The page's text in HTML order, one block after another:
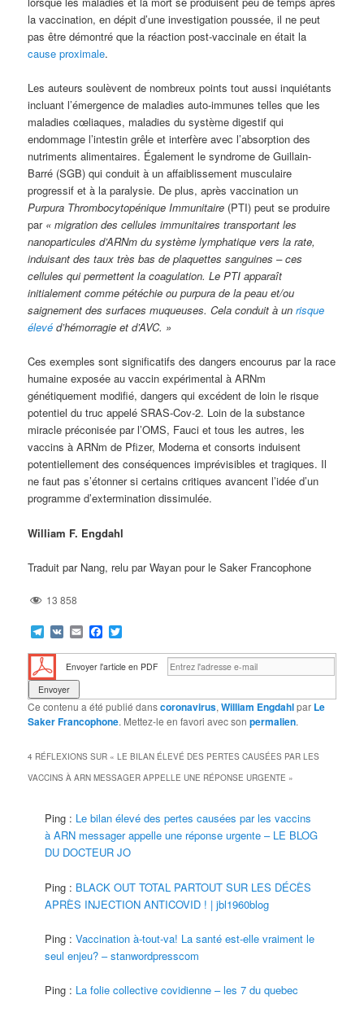
la vaccination, en dépit d’une investigation poussée, il ne peut
pas être démontré que la réaction post-vaccinale en était la
cause proximale.
Les auteurs soulèvent de nombreux points tout aussi inquiétants
incluant l’émergence de maladies auto-immunes telles que les
maladies cœliaques, maladies du système digestif qui
endommage l’intestin grêle et interfère avec l’absorption des
nutriments alimentaires. Également le syndrome de Guillain-
Barré (SGB) qui conduit à un affaiblissement musculaire
progressif et à la paralysie. De plus, après vaccination un
Purpura Thrombocytopénique Immunitaire (PTI) peut se produire
par « migration des cellules immunitaires transportant les
nanoparticules d’ARNm du système lymphatique vers la rate,
induisant des taux très bas de plaquettes sanguines – ces
cellules qui permettent la coagulation. Le PTI apparaît
initialement comme pétéchie ou purpura de la peau et/ou
saignement des surfaces muqueuses. Cela conduit à unrisque
élevé d’hémorragie et d’AVC. »
Ces exemples sont significatifs des dangers encourus par la race
humaine exposée au vaccin expérimental à ARNm
génétiquement modifié, dangers qui excédent de loin le risque
potentiel du truc appelé SRAS-Cov-2. Loin de la substance
miracle préconisée par l’OMS, Fauci et tous les autres, les
vaccins à ARNm de Pfizer, Moderna et consorts induisent
potentiellement des conséquences imprévisibles et tragiques. Il
ne faut pas s’étonner si certains critiques avancent l’idée d’un
programme d’extermination dissimulée.
William F. Engdahl
Traduit par Nang, relu par Wayan pour le Saker Francophone
13 858
Telegram
VK EmailFacebook
Envoyer l'article en PDF
Ce contenu a été publié danscoronavirus,William Engdahlpar Le
Saker Francophone. Mettez-le en favori avec sonpermalien.
4 RÉFLEXIONS SUR «LE BILAN ÉLEVÉ DES PERTES CAUSÉES PAR LES
VACCINS À ARN MESSAGER APPELLE UNE RÉPONSE URGENTE »
Ping : Le bilan élevé des pertes causées par les vaccins
à ARN messager appelle une réponse urgente – LE BLOG
DU DOCTEUR JO
Ping : BLACK OUT TOTAL PARTOUT SUR LES DÉCÈS
APRÈS INJECTION ANTICOVID ! | jbl1960blog
Ping :Vaccination à-tout-va! La santé est-elle vraiment le
seul enjeu? – stanwordpresscom
Ping : La folie collective covidienne – les 7 du quebec